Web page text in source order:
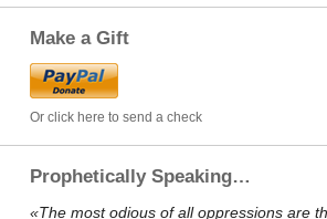
Make a Gift
Or click here to send a check
Prophetically Speaking…
«The most odious of all oppressions are